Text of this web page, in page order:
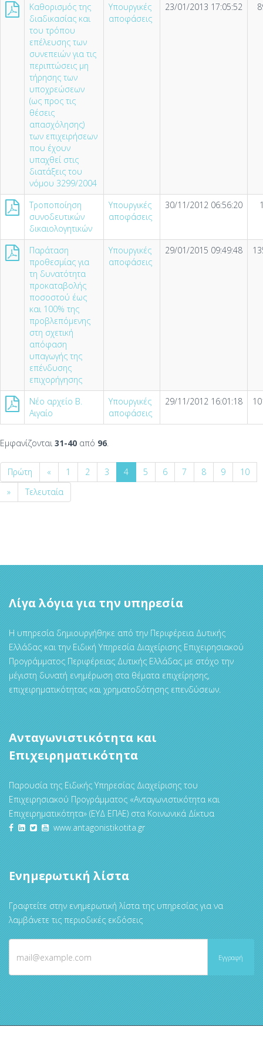
Καθορισµός της
διαδικασίας και
του τρόπου
επέλευσης των
συνεπειών για τις
περιπτώσεις µη
τήρησης των
υποχρεώσεων
(ως προς τις
θέσεις
απασχόλησης)
των επιχειρήσεων
που έχουν
υπαχθεί στις
διατάξεις του
νόµου 3299/2004
Υπουργικές
αποφάσεις
23/01/2013 17:05:52
Τροποποίηση
συνοδευτικών
δικαιολογητικών
Υπουργικές
αποφάσεις
30/11/2012 06:56:20
Παράταση
προθεσμίας για
τη δυνατότητα
προκαταβολής
ποσοστού έως
και 100% της
προβλεπόμενης
στη σχετική
απόφαση
υπαγωγής της
επένδυσης
επιχορήγησης
Υπουργικές
αποφάσεις
29/01/2015 09:49:48
Νέο αρχείο Β.
Αιγαίο
Υπουργικές
αποφάσεις
29/11/2012 16:01:18
Εμφανίζονται 31-40 από 96.
Πρώτη « 1 2 3 4 5 6 7 8 9
10
»
Τελευταία
Λίγα λόγια για την υπηρεσία
Η υπηρεσία δημιουργήθηκε από την Περιφέρεια Δυτικής
Ελλάδας και την Ειδική Υπηρεσία Διαχείρισης Επιχειρησιακού
Προγράμματος Περιφέρειας Δυτικής Ελλάδας με στόχο την
μέγιστη δυνατή ενημέρωση στα θέματα επιχείρησης,
επιχειρηματικότητας και χρηματοδότησης επενδύσεων.
Ανταγωνιστικότητα και
Επιχειρηματικότητα
Παρουσία της Ειδικής Υπηρεσίας Διαχείρισης του
Επιχειρησιακού Προγράμματος «Ανταγωνιστικότητα και
Επιχειρηματικότητα» (ΕΥΔ ΕΠΑΕ) στα Κοινωνικά Δίκτυα
www.antagonistikotita.gr
Ενημερωτική λίστα
Γραφτείτε στην ενημερωτική λίστα της υπηρεσίας για να
λαμβάνετε τις περιοδικές εκδόσεις